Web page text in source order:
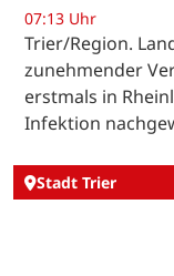
07:13 Uhr
Trier/Region.
zunehmender
erstmals in
Infektion
Stadt Trier